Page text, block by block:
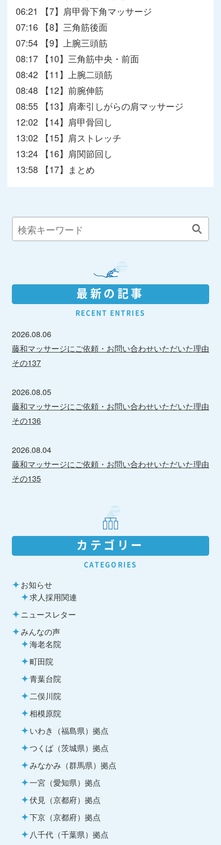
06:21 【7】肩甲骨下角マッサージ
07:16 【8】三角筋後面
07:54 【9】上腕三頭筋
08:17 【10】三角筋中央・前面
08:42 【11】上腕二頭筋
08:48 【12】前腕伸筋
08:55 【13】肩牽引しがらの肩マッサージ
12:02 【14】肩甲骨回し
13:02 【15】肩ストレッチ
13:24 【16】肩関節回し
13:58 【17】まとめ
最新の記事
RECENT ENTRIES
2026.08.06
藤和マッサージにご依頼・お問い合わせいただいた理由
その137
2026.08.05
藤和マッサージにご依頼・お問い合わせいただいた理由
その136
2026.08.04
藤和マッサージにご依頼・お問い合わせいただいた理由
その135
カテゴリー
CATEGORIES
お知らせ
求人採用関連
ニュースレター
みんなの声
海老名院
町田院
青葉台院
二俣川院
相模原院
いわき（福島県）拠点
つくば（茨城県）拠点
みなかみ（群馬県）拠点
一宮（愛知県）拠点
伏見（京都府）拠点
下京（京都府）拠点
八千代（千葉県）拠点